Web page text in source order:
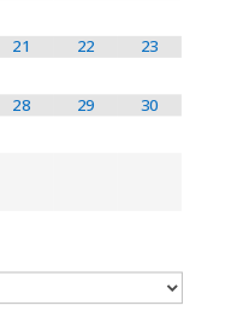
21 22 23
28 29 30